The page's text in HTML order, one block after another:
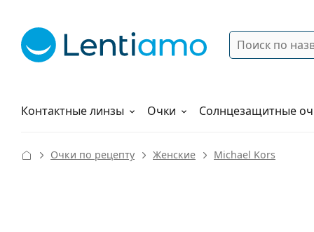
Поиск
Контактные линзы
Растворы Очки Солнцезащитные
Как заказать
Очки по рецепту Женские Michael Kors